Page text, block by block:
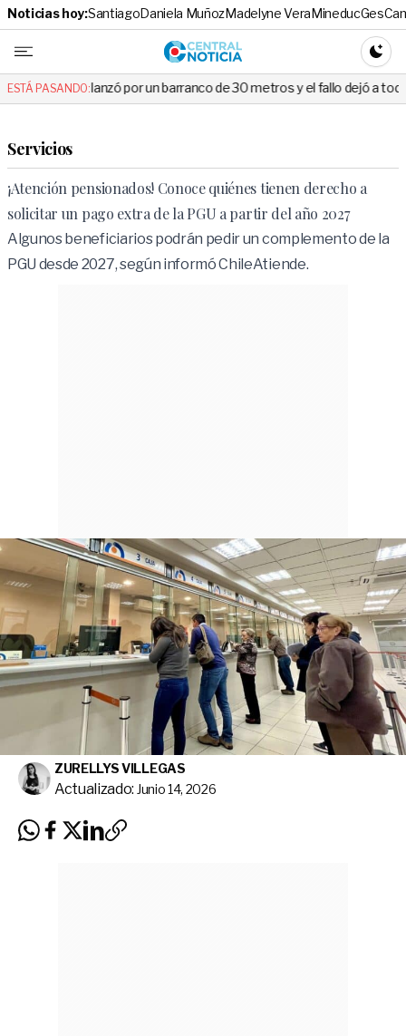
Noticias hoy:SantiagoDaniela MuñozMadelyne VeraMineducGes
Central
ESTÁ PASANDO:
lanzó por un barranco de 30 metros y el fallo dejó a todos en shock
Servicios
¡Atención pensionados! Conoce quiénes tienen derecho a
solicitar un pago extra de la PGU a partir del año 2027
Algunos beneficiarios podrán pedir un complemento de la
PGU desde 2027, según informó ChileAtiende.
ZURELLYS VILLEGAS
Actualizado: Junio 14, 2026